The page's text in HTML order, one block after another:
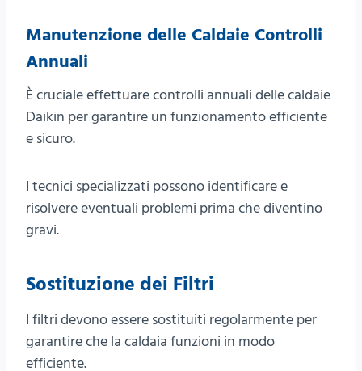
Manutenzione delle Caldaie Controlli
Annuali
È cruciale effettuare controlli annuali delle caldaie
Daikin per garantire un funzionamento efficiente
e sicuro.
I tecnici specializzati possono identificare e
risolvere eventuali problemi prima che diventino
gravi.
Sostituzione dei Filtri
I filtri devono essere sostituiti regolarmente per
garantire che la caldaia funzioni in modo
efficiente.